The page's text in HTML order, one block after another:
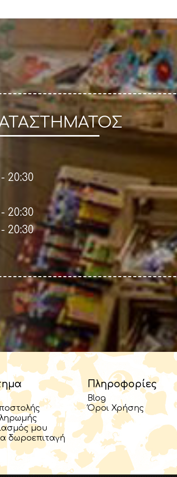
20:30
20:30
20:30
μου
δωροεπιταγή
Πληροφορίες
Blog
Όροι Χρήσης